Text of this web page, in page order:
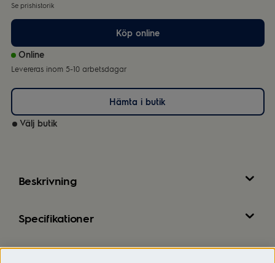
Se prishistorik
Köp online
Online
Levereras inom 5-10 arbetsdagar
Hämta i butik
Välj butik
Beskrivning
Specifikationer